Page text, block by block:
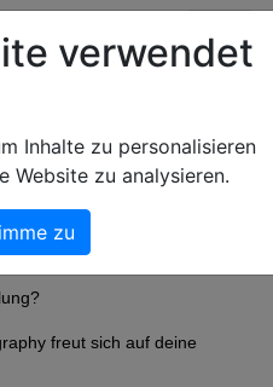
freut sich auf deine
verwendet
Inhalte zu personalisieren
Website zu analysieren.
zu